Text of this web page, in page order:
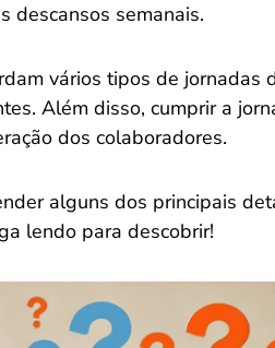
descansos semanais.
vários tipos de jornadas
Além disso, cumprir a
dos colaboradores.
alguns dos principais
lendo para descobrir!